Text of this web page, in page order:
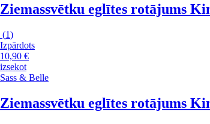
Ziemassvētku eglītes rotājums
(1)
Izpārdots
10,90 €
izsekot
Sass & Belle
Ziemassvētku eglītes rotājums